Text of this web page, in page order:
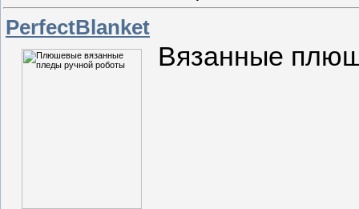
PerfectBlanket
Вязанные